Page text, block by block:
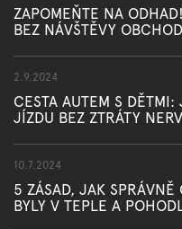
ZAPOMEŇTE NA
BEZ NÁVŠTĚVY
2.9.2024
CESTA AUTEM S
JÍZDU BEZ ZTRÁTY
10.7.2024
5 ZÁSAD, JAK
BYLY V TEPLE A